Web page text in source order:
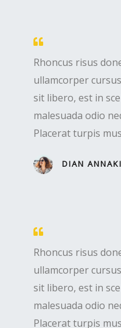
Rhoncus risus
ullamcorper
sit libero, est in
malesuada odio
Placerat turpis
DIAN
Rhoncus risus
ullamcorper
sit libero, est in
malesuada odio
Placerat turpis